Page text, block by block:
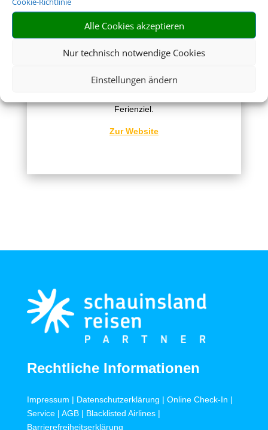
Alle Cookies akzeptieren
Nur technisch notwendige Cookies
Einstellungen ändern
Reisemedizin
Hier erhalten Sie kompetente
Ferienziel.
Zur Website
Rechtliche Informationen
Impressum | Datenschutzerklärung | Online Check-In |
Service| AGB| Blacklisted Airlines|
Barrierefreiheitserklärung